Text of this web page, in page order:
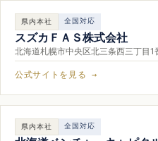
県内本社 全国対応
スズカＦＡＳ株式会社
北海道札幌市中央区北三条西三丁目
公式サイトを見る →
県内本社 全国対応